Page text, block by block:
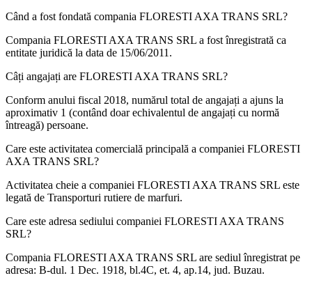
Când a fost fondată compania FLORESTI AXA TRANS SRL?
Compania FLORESTI AXA TRANS SRL a fost înregistrată ca
entitate juridică la data de 15/06/2011 .
Câți angajați are FLORESTI AXA TRANS SRL?
Conform anului fiscal 2018, numărul total de angajați a ajuns la
aproximativ 1 (contând doar echivalentul de angajați cu normă
întreagă) persoane.
Care este activitatea comercială principală a companiei FLORESTI
AXA TRANS SRL?
Activitatea cheie a companiei FLORESTI AXA TRANS SRL este
legată de Transporturi rutiere de marfuri.
Care este adresa sediului companiei FLORESTI AXA TRANS
SRL?
Compania FLORESTI AXA TRANS SRL are sediul înregistrat pe
adresa: B-dul. 1 Dec. 1918, bl.4C, et. 4, ap.14, jud. Buzau.